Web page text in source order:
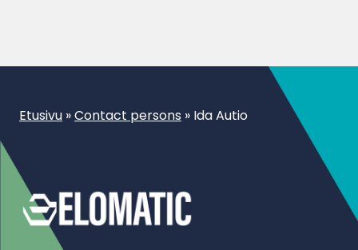
Etusivu »Contact persons » Ida Autio